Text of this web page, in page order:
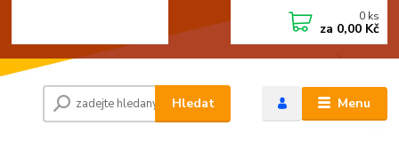
Menu
Hledat
0 ks
za 0,00 Kč